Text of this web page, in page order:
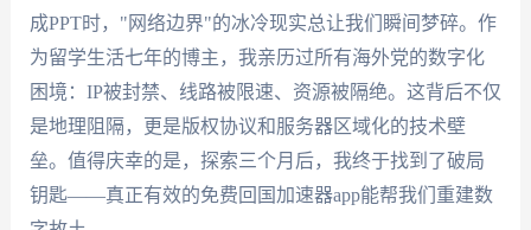
成PPT时，"网络边界"的冰冷现实总让我们瞬间梦碎。作
为留学生活七年的博主，我亲历过所有海外党的数字化
困境：IP被封禁、线路被限速、资源被隔绝。这背后不仅
是地理阻隔，更是版权协议和服务器区域化的技术壁
垒。值得庆幸的是，探索三个月后，我终于找到了破局
钥匙——真正有效的免费回国加速器app能帮我们重建数